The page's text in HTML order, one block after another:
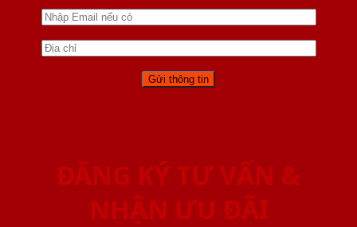
ĐĂNG KÝ TƯ VẤN &
NHẬN ƯU ĐÃI